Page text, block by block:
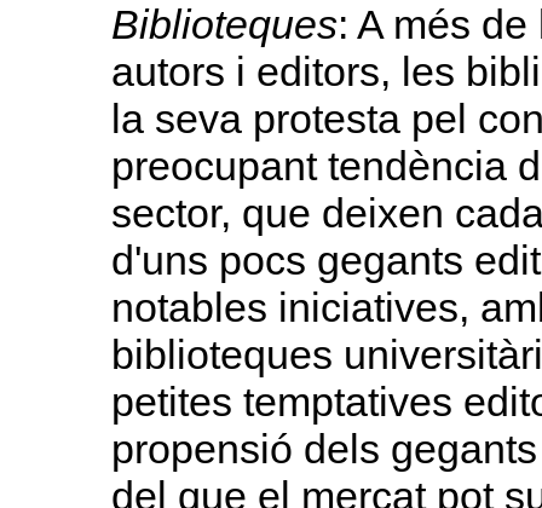
Biblioteques: A més
autors i editors, les
la seva protesta pel
preocupant tendència
sector, que deixen
d'uns pocs gegants
notables iniciatives,
biblioteques
petites temptatives
propensió dels
del que el mercat pot